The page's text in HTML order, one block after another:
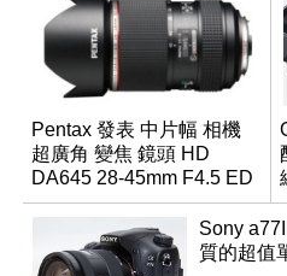
Pentax 發表 中片幅 相機
超廣角 變焦 鏡頭 HD
DA645 28-45mm F4.5 ED
AW SR
Sony
質的超值